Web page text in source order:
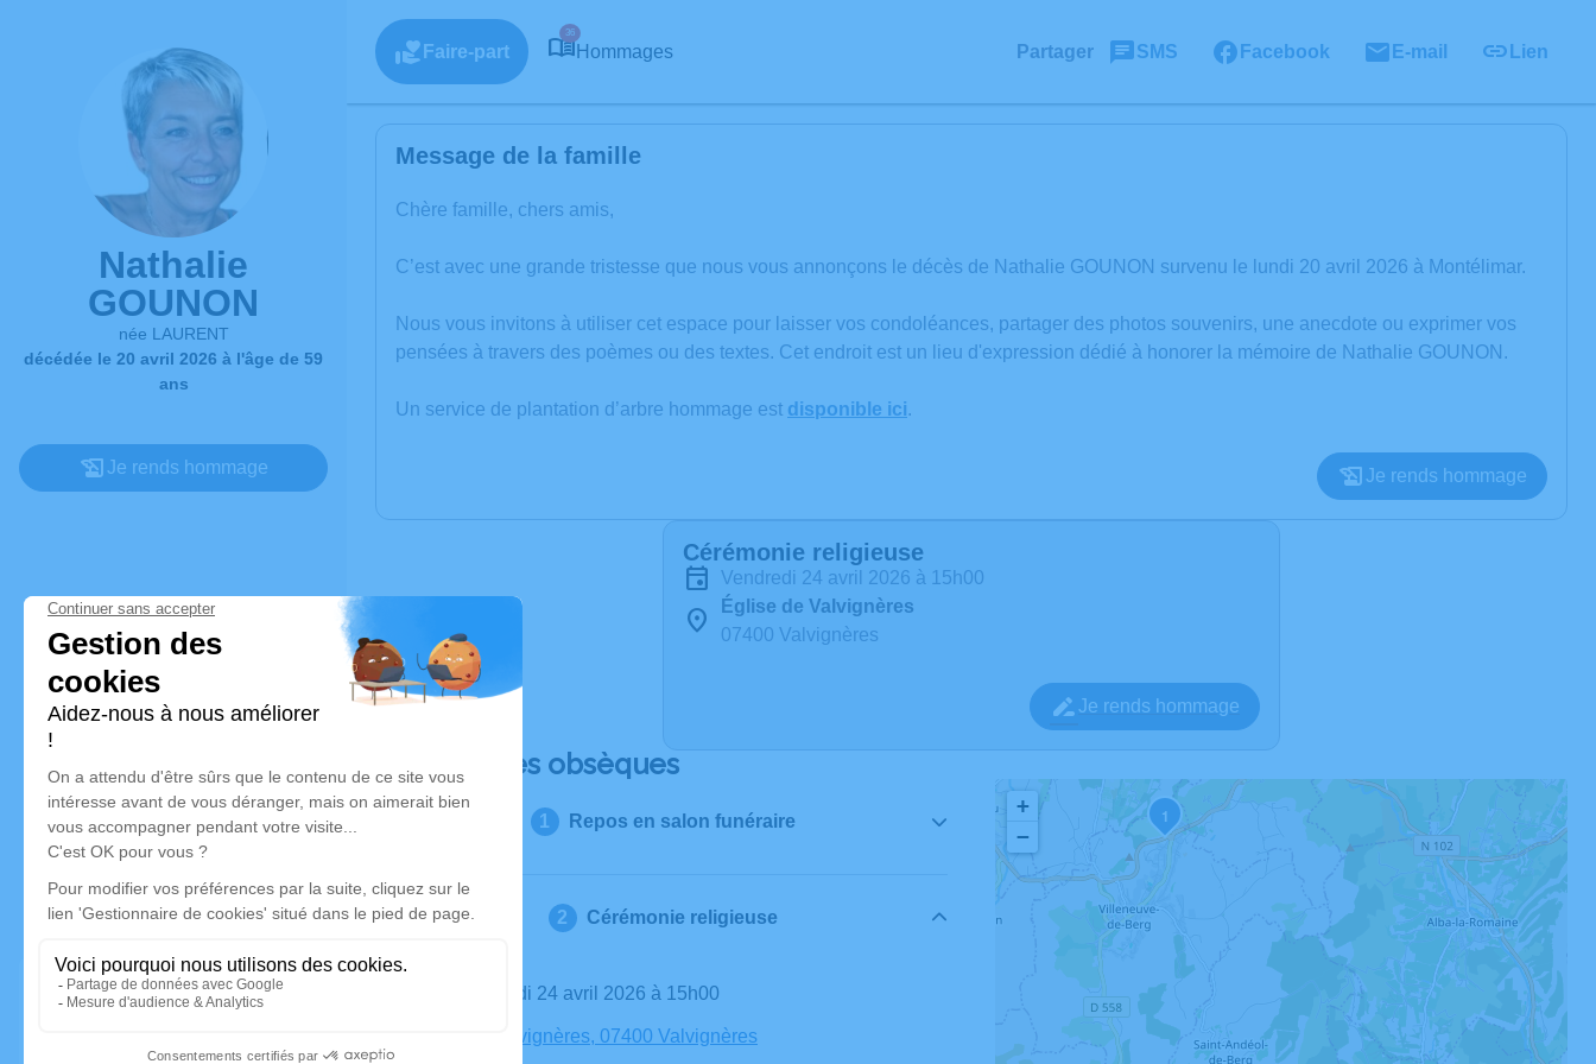
Nathalie
GOUNON
née LAURENT
décédée le 20 avril 2026 à l'âge de 59
ans
Je rends hommage
Faire-part
36
Hommages Partager SMS Facebook E-mail Lien
Message de la famille
Chère famille, chers amis,
C’est avec une grande tristesse que nous vous annonçons le décès de Nathalie GOUNON survenu le lundi 20 avril 2026 à Montélimar.
Nous vous invitons à utiliser cet espace pour laisser vos condoléances, partager des photos souvenirs, une anecdote ou exprimer vos
pensées à travers des poèmes ou des textes. Cet endroit est un lieu d'expression dédié à honorer la mémoire de Nathalie GOUNON.
Un service de plantation d’arbre hommage est disponible ici.
Je rends hommage
Cérémonie religieuse
vendredi 24 avril 2026 à 15h00
Église de Valvignères
07400 Valvignères
Je rends hommage
Déroulé des obsèques
Repos en salon funéraire
Cérémonie religieuse
Le vendredi 24 avril 2026 à 15h00
Église Valvignères, 07400 Valvignères
1
+
−